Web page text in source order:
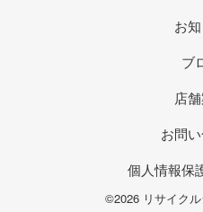
お
ブ
店
お問
個人情報保
©2026 リサイク